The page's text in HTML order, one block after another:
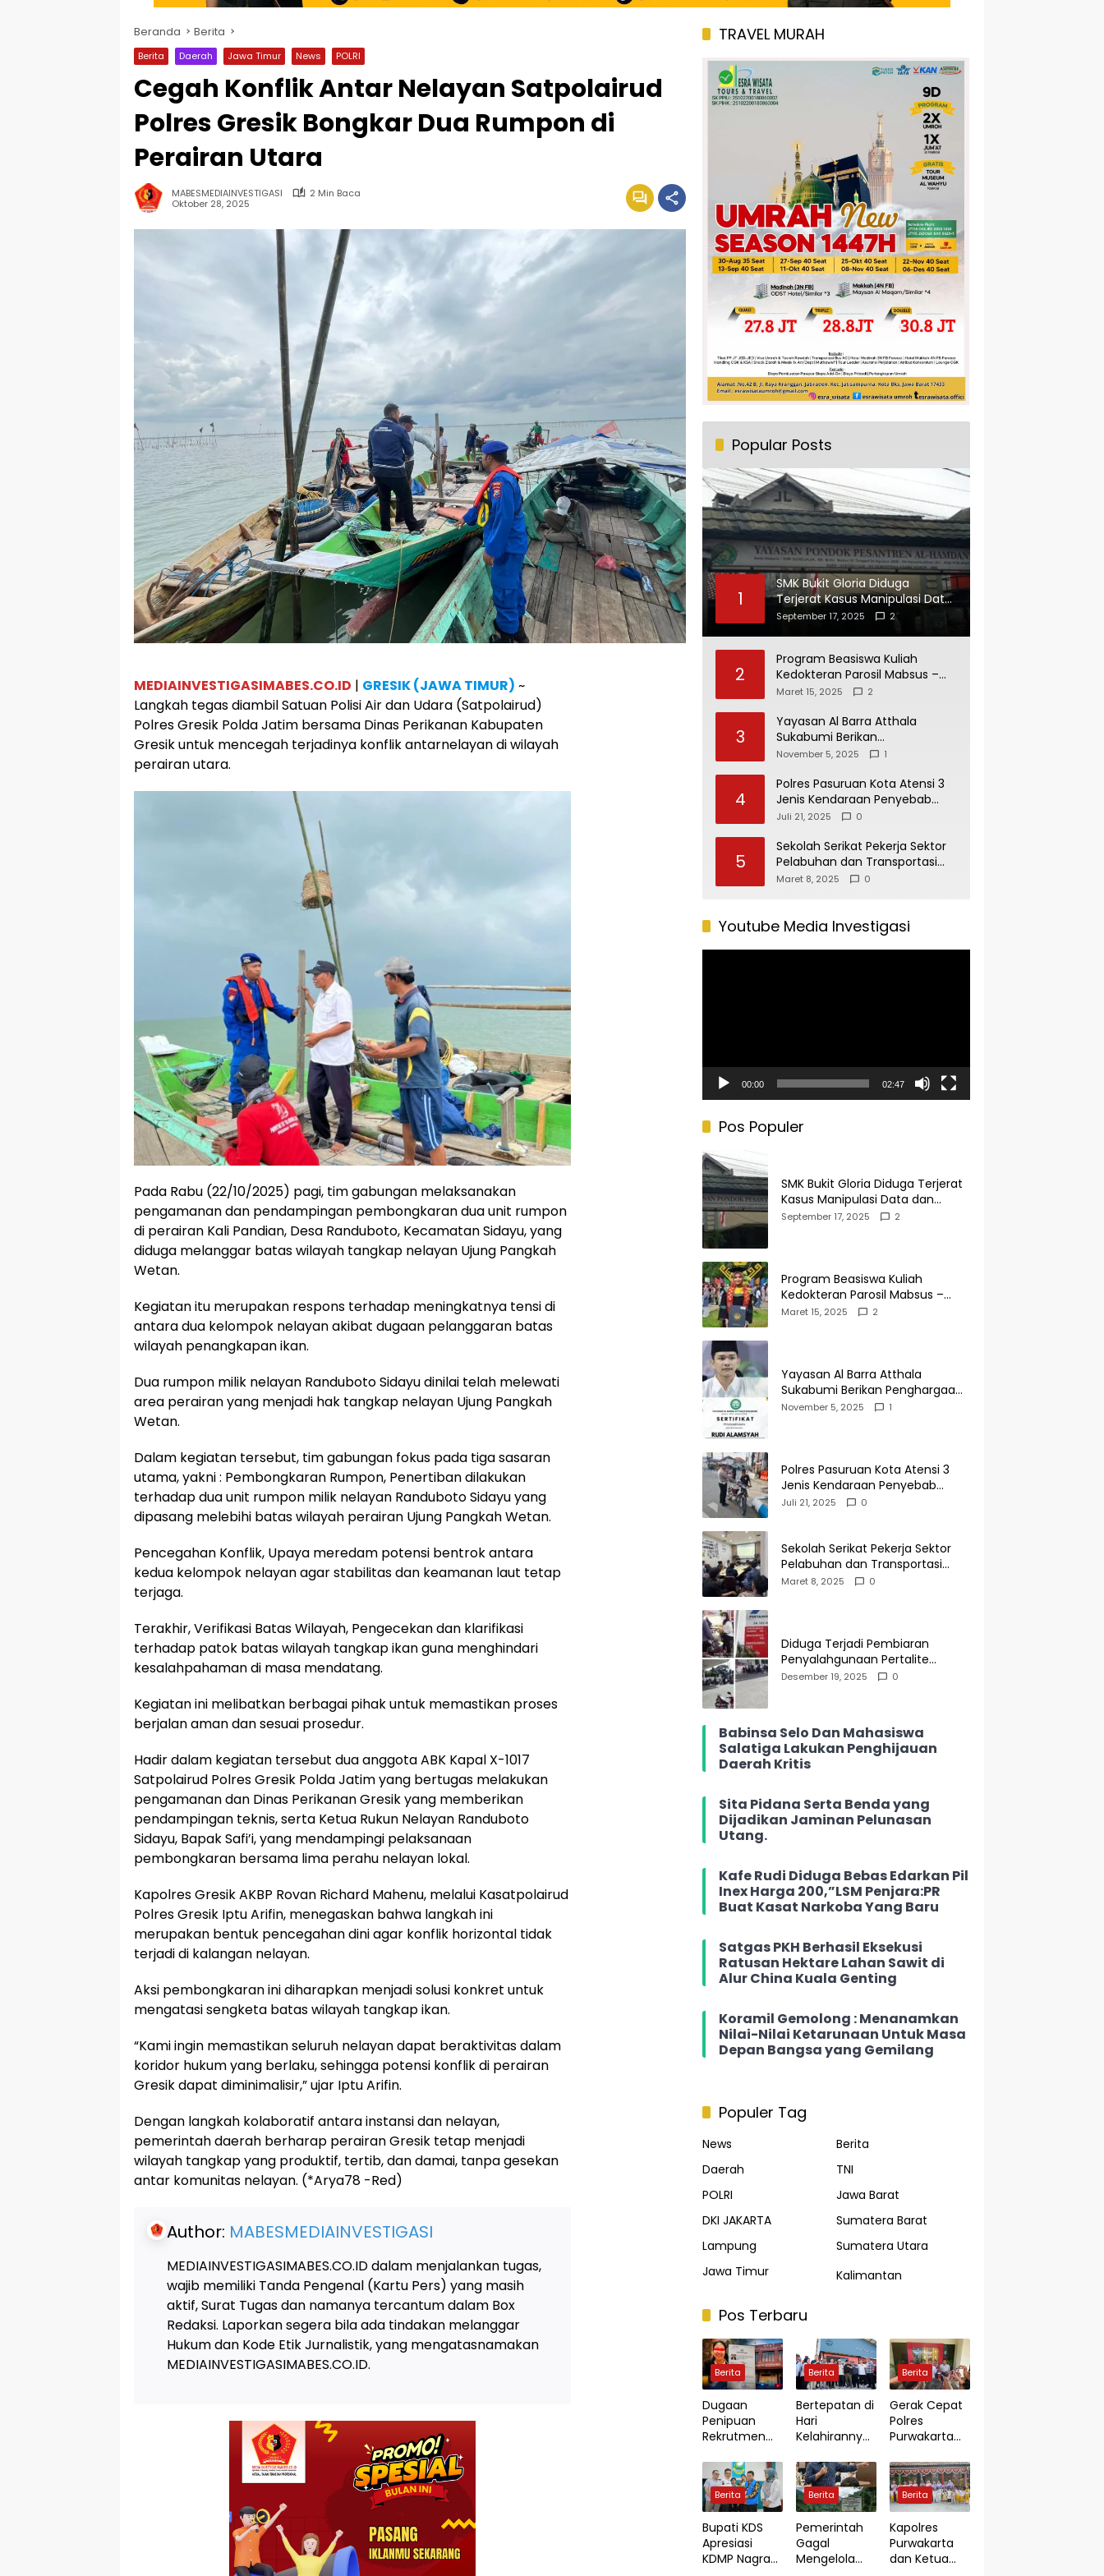
Beranda Berita
Berita Daerah Jawa Timur News POLRI
Cegah Konflik Antar Nelayan Satpolairud
Polres Gresik Bongkar Dua Rumpon di
Perairan Utara
MABESMEDIAINVESTIGASI
2 Min Baca
Oktober 28, 2025
MEDIAINVESTIGASIMABES.CO.ID | GRESIK (JAWA TIMUR) ~
Langkah tegas diambil Satuan Polisi Air dan Udara (Satpolairud)
Polres Gresik Polda Jatim bersama Dinas Perikanan Kabupaten
Gresik untuk mencegah terjadinya konflik antarnelayan di wilayah
perairan utara.
Pada Rabu (22/10/2025) pagi, tim gabungan melaksanakan
pengamanan dan pendampingan pembongkaran dua unit rumpon
di perairan Kali Pandian, Desa Randuboto, Kecamatan Sidayu, yang
diduga melanggar batas wilayah tangkap nelayan Ujung Pangkah
Wetan.
Kegiatan itu merupakan respons terhadap meningkatnya tensi di
antara dua kelompok nelayan akibat dugaan pelanggaran batas
wilayah penangkapan ikan.
Dua rumpon milik nelayan Randuboto Sidayu dinilai telah melewati
area perairan yang menjadi hak tangkap nelayan Ujung Pangkah
Wetan.
Dalam kegiatan tersebut, tim gabungan fokus pada tiga sasaran
utama, yakni : Pembongkaran Rumpon, Penertiban dilakukan
terhadap dua unit rumpon milik nelayan Randuboto Sidayu yang
dipasang melebihi batas wilayah perairan Ujung Pangkah Wetan.
Pencegahan Konflik, Upaya meredam potensi bentrok antara
kedua kelompok nelayan agar stabilitas dan keamanan laut tetap
terjaga.
Terakhir, Verifikasi Batas Wilayah, Pengecekan dan klarifikasi
terhadap patok batas wilayah tangkap ikan guna menghindari
kesalahpahaman di masa mendatang.
Kegiatan ini melibatkan berbagai pihak untuk memastikan proses
berjalan aman dan sesuai prosedur.
Hadir dalam kegiatan tersebut dua anggota ABK Kapal X-1017
Satpolairud Polres Gresik Polda Jatim yang bertugas melakukan
pengamanan dan Dinas Perikanan Gresik yang memberikan
pendampingan teknis, serta Ketua Rukun Nelayan Randuboto
Sidayu, Bapak Safi’i, yang mendampingi pelaksanaan
pembongkaran bersama lima perahu nelayan lokal.
Kapolres Gresik AKBP Rovan Richard Mahenu, melalui Kasatpolairud
Polres Gresik Iptu Arifin, menegaskan bahwa langkah ini
merupakan bentuk pencegahan dini agar konflik horizontal tidak
terjadi di kalangan nelayan.
Aksi pembongkaran ini diharapkan menjadi solusi konkret untuk
mengatasi sengketa batas wilayah tangkap ikan.
“Kami ingin memastikan seluruh nelayan dapat beraktivitas dalam
koridor hukum yang berlaku, sehingga potensi konflik di perairan
Gresik dapat diminimalisir,” ujar Iptu Arifin.
Dengan langkah kolaboratif antara instansi dan nelayan,
pemerintah daerah berharap perairan Gresik tetap menjadi
wilayah tangkap yang produktif, tertib, dan damai, tanpa gesekan
antar komunitas nelayan. (*Arya78 -Red)
Author: MABESMEDIAINVESTIGASI
MEDIAINVESTIGASIMABES.CO.ID dalam menjalankan tugas,
wajib memiliki Tanda Pengenal (Kartu Pers) yang masih
aktif, Surat Tugas dan namanya tercantum dalam Box
Redaksi. Laporkan segera bila ada tindakan melanggar
Hukum dan Kode Etik Jurnalistik, yang mengatasnamakan
MEDIAINVESTIGASIMABES.CO.ID.
TRAVEL MURAH
Popular Posts
1
SMK Bukit Gloria Diduga
Terjerat Kasus Manipulasi Data
dan Pelaporan Palsu Untuk
September 17, 2025 2
2
Program Beasiswa Kuliah
Kedokteran Parosil Mabsus –
Mad Hasnurin Kini Menuai Hasil.
Maret 15, 2025 2
3
Yayasan Al Barra Atthala
Sukabumi Berikan
Penghargaan Kepada Rudi
dan Kemasyarakatan
November 5, 2025 1
4
Polres Pasuruan Kota Atensi 3
Jenis Kendaraan Penyebab
Kecelakaan di Operasi Patuh
Juli 21, 2025 0
5
Sekolah Serikat Pekerja Sektor
Pelabuhan dan Transportasi
Indonesia Agenda Buka Puasa
Maret 8, 2025 0
Youtube Media Investigasi
00:00 02:47
Pos Populer
SMK Bukit Gloria Diduga Terjerat
Kasus Manipulasi Data dan
Pelaporan Palsu Untuk
September 17, 2025 2
Program Beasiswa Kuliah
Kedokteran Parosil Mabsus –
Mad Hasnurin Kini Menuai Hasil.
Maret 15, 2025 2
Yayasan Al Barra Atthala
Sukabumi Berikan Penghargaan
Kepada Rudi Alamsyah Atas
November 5, 2025 1
Polres Pasuruan Kota Atensi 3
Jenis Kendaraan Penyebab
Kecelakaan di Operasi Patuh
Juli 21, 2025 0
Sekolah Serikat Pekerja Sektor
Pelabuhan dan Transportasi
Indonesia Agenda Buka Puasa
Maret 8, 2025 0
Diduga Terjadi Pembiaran
Penyalahgunaan Pertalite
Subsidi di SPBU 34-135.05
Desember 19, 2025 0
Babinsa Selo Dan Mahasiswa
Salatiga Lakukan Penghijauan
Daerah Kritis
Sita Pidana Serta Benda yang
Dijadikan Jaminan Pelunasan
Utang.
Kafe Rudi Diduga Bebas Edarkan Pil
Inex Harga 200,”LSM Penjara:PR
Buat Kasat Narkoba Yang Baru
Satgas PKH Berhasil Eksekusi
Ratusan Hektare Lahan Sawit di
Alur China Kuala Genting
Koramil Gemolong : Menanamkan
Nilai-Nilai Ketarunaan Untuk Masa
Depan Bangsa yang Gemilang
Populer Tag
News
Berita
Daerah
TNI
POLRI
Jawa Barat
DKI JAKARTA
Sumatera Barat
Lampung
Sumatera Utara
Jawa Timur
Kalimantan
Pos Terbaru
Berita
Dugaan
Penipuan
Rekrutmen
Kerugian
Dilaporkan
Capai Rp7,8
Miliar
Berita
Bertepatan di
Hari
Kelahirannya
KDS Resmikan
TPS3R
Tegalluar
Berita
Gerak Cepat
Polres
Purwakarta
Dugaan
Pembunuhan
di Cikopo,
Terduga
Pelaku
Diamankan
Sesaat
Berita
Bupati KDS
Apresiasi
KDMP Nagrak
Berita
Pemerintah
Gagal
Mengelola
Berita
Kapolres
Purwakarta
dan Ketua